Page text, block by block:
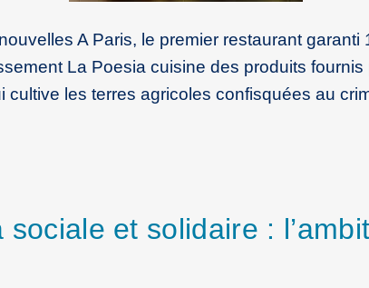
A Paris, le premier restaurant garanti
La Poesia cuisine des produits fournis
cultive les terres agricoles confisquées au
et solidaire :